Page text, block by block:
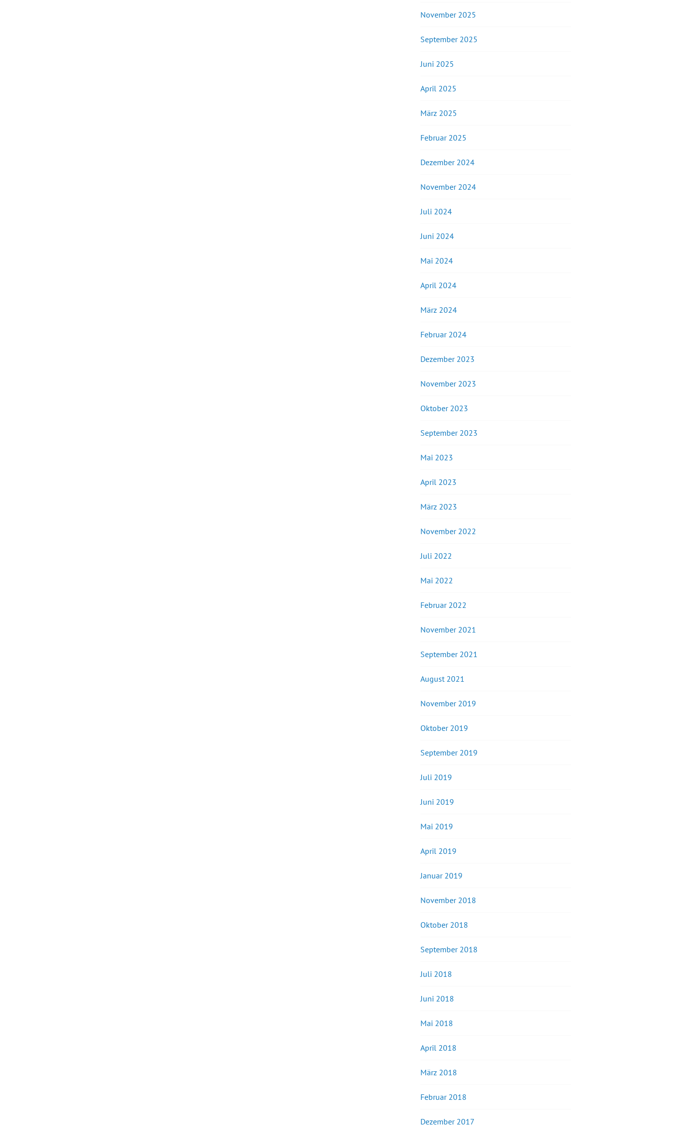
November 2025
September 2025
Juni 2025
April 2025
März 2025
Februar 2025
Dezember 2024
November 2024
Juli 2024
Juni 2024
Mai 2024
April 2024
März 2024
Februar 2024
Dezember 2023
November 2023
Oktober 2023
September 2023
Mai 2023
April 2023
März 2023
November 2022
Juli 2022
Mai 2022
Februar 2022
November 2021
September 2021
August 2021
November 2019
Oktober 2019
September 2019
Juli 2019
Juni 2019
Mai 2019
April 2019
Januar 2019
November 2018
Oktober 2018
September 2018
Juli 2018
Juni 2018
Mai 2018
April 2018
März 2018
Februar 2018
Dezember 2017